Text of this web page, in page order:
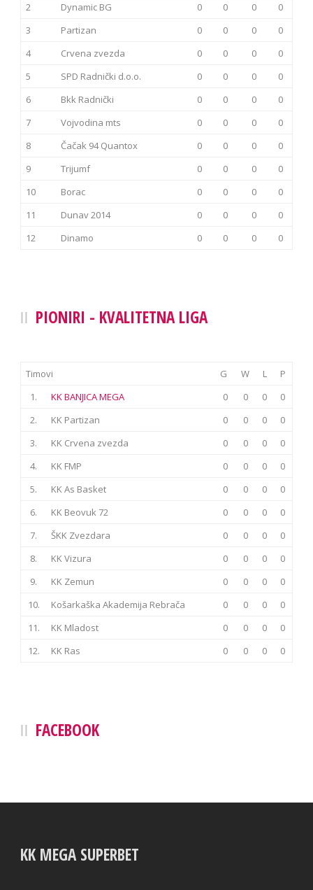
2
Dynamic BG 0 0 0
0
3
Partizan 0 0 0
0
4
Crvena zvezda 0 0 0
0
5
SPD Radnički d.o.o. 0 0 0
0
6
Bkk Radnički 0 0 0
0
7
Vojvodina mts 0 0 0
0
8
Čačak 94 Quantox 0 0 0
0
9
Trijumf 0 0 0
0
10
Borac 0 0 0
0
11
Dunav 2014 0 0 0
0
12
Dinamo 0 0 0 0
PIONIRI - KVALITETNA LIGA
Timovi G W L
P
1.
KK BANJICA MEGA 0 0 0
0
2.
KK Partizan 0 0 0
0
3.
KK Crvena zvezda 0 0 0
0
4.
KK FMP 0 0 0
0
5.
KK As Basket 0 0 0
0
6.
KK Beovuk 72 0 0 0
0
7.
ŠKK Zvezdara 0 0 0
0
8.
KK Vizura 0 0 0
0
9.
KK Zemun 0 0 0
0
10.
Košarkaška Akademija Rebrača 0 0 0
0
11.
KK Mladost 0 0 0
0
12.
KK Ras 0 0 0 0
FACEBOOK
KK MEGA SUPERBET